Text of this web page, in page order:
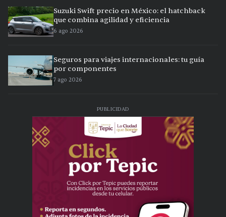
Suzuki Swift precio en México: el hatchback
que combina agilidad y eficiencia
6 ago 2026
Seguros para viajes internacionales: tu guía
por componentes
7 ago 2026
PUBLICIDAD